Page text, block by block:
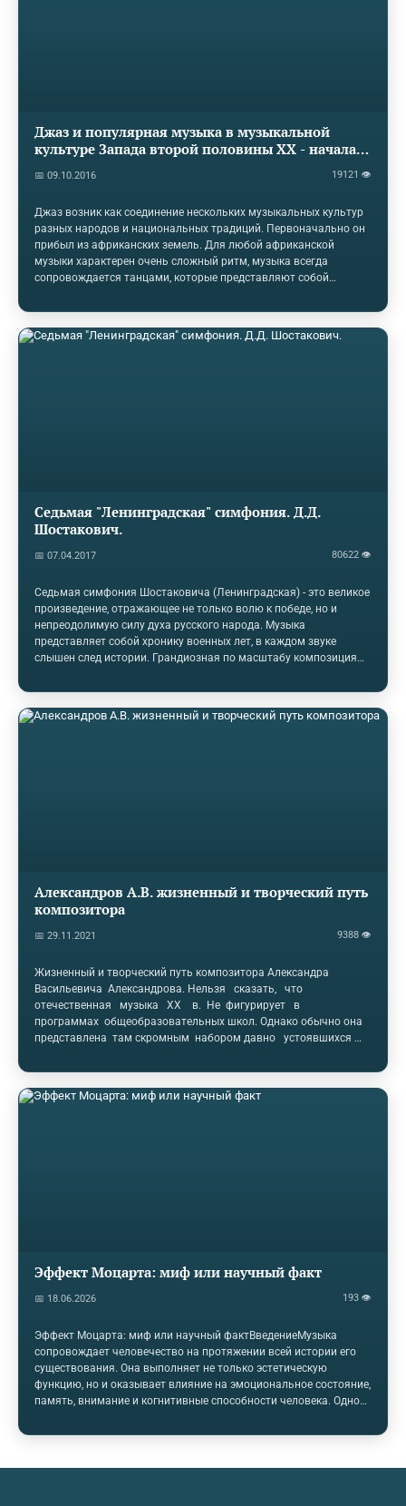
Джаз и популярная музыка в музыкальной
культуре Запада второй половины XX - начала
📅 09.10.2016 19121 👁
Джаз возник как соединение нескольких музыкальных культур
разных народов и национальных традиций. Первоначально он
прибыл из африканских земель. Для любой африканской
музыки характерен очень сложный ритм, музыка всегда
сопровождается танцами, которые представляют собой
конце XIX века сложился ещё один музыкальный жанр регтайм.
Впоследствии, ритмы регтайма в сочетании с элементами
блюза дали начало новому музыкальному направлению —
Седьмая "Ленинградская" симфония. Д.Д.
Шостакович.
📅 07.04.2017 80622 👁
Седьмая симфония Шостаковича (Ленинградская) - это великое
произведение, отражающее не только волю к победе, но и
непреодолимую силу духа русского народа. Музыка
представляет собой хронику военных лет, в каждом звуке
слышен след истории. Грандиозная по масштабу композиция
блокадном Ленинграде, но И всему Советскому народу. В годы
Великой Отечественной войны не ослабевал интерес и к
настоящему искусству. Артисты драматических и музыкальных
Александров А.В. жизненный и творческий путь
композитора
📅 29.11.2021 9388 👁
Жизненный и творческий путь композитора Александра
Васильевича Александрова. Нельзя сказать, что
отечественная музыка XX в. Не фигурирует в
программах общеобразовательных школ. Однако обычно она
представлена там скромным набором давно устоявшихся
чтобы у учащихся возникло представление об
альтернативе массовой музыке. Практика показывает, что
большинство студентов, обучающихся на музыкально-
Эффект Моцарта: миф или научный факт
📅 18.06.2026 193 👁
Эффект Моцарта: миф или научный фактВведениеМузыка
сопровождает человечество на протяжении всей истории его
существования. Она выполняет не только эстетическую
функцию, но и оказывает влияние на эмоциональное состояние,
память, внимание и когнитивные способности человека. Одной
с воздействием музыки на интеллект, стал так называемый
прослушивание произведений Вольфганга Амадея Моцарта